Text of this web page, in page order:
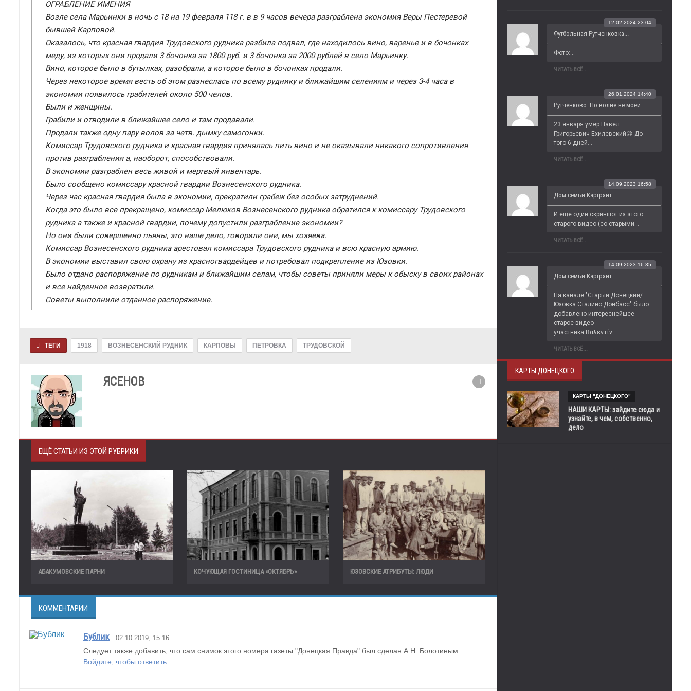
ОГРАБЛЕНИЕ ИМЕНИЯ
Возле села Марьинки в ночь с 18 на 19 февраля 118 г. в в 9 часов вечера разграблена экономия Веры Пестеревой
бывшей Карповой.
Оказалось, что красная гвардия Трудовского рудника разбила подвал, где находилось вино, варенье и в бочонках
меду, из которых они продали 3 бочонка за 1800 руб. и 3 бочонка за 2000 рублей в село Марьинку.
Вино, которое было в бутылках, разобрали, а которое было в бочонках продали.
Через некоторое время весть об этом разнеслась по всему руднику и ближайшим селениям и через 3-4 часа в
экономии появилось грабителей около 500 челов.
Были и женщины.
Грабили и отводили в ближайшее село и там продавали.
Продали также одну пару волов за четв. дымку-самогонки.
Комиссар Трудовского рудника и красная гвардия принялась пить вино и не оказывали никакого сопротивления
против разграбления а, наоборот, способствовали.
В экономии разграблен весь живой и мертвый инвентарь.
Было сообщено комиссару красной гвардии Вознесенского рудника.
Через час красная гвардия была в экономии, прекратили грабеж без особых затруднений.
Когда это было все прекращено, комиссар Мелюков Вознесенского рудника обратился к комиссару Трудовского
рудника а также и красной гвардии, почему допустили разграбление экономии?
Но они были совершенно пьяны, это наше дело, говорили они, мы хозяева.
Комиссар Вознесенского рудника арестовал комиссара Трудовского рудника и всю красную армию.
В экономии выставил свою охрану из красногвардейцев и потребовал подкрепление из Юзовки.
Было отдано распоряжение по рудникам и ближайшим селам, чтобы советы приняли меры к обыску в своих районах
и все найденное возвратили.
Советы выполнили отданное распоряжение.
ТЕГИ 1918 ВОЗНЕСЕНСКИЙ РУДНИК КАРПОВЫ ПЕТРОВКА ТРУДОВСКОЙ
ЯСЕНОВ
ЕЩЁ СТАТЬИ ИЗ ЭТОЙ РУБРИКИ
АБАКУМОВСКИЕ ПАРНИ КОЧУЮЩАЯ ГОСТИНИЦА «ОКТЯБРЬ» ЮЗОВСКИЕ АТРИБУТЫ: ЛЮДИ
КОММЕНТАРИИ
Бублик 02.10.2019, 15:16
Следует также добавить, что сам снимок этого номера газеты "Донецкая Правда" был сделан А.Н. Болотиным.
Войдите, чтобы ответить
Футбольная Рутченковка...
12.02.2024 23:04
Фото:...
ЧИТАТЬ ВСЁ...
Рутченково. По волне не моей...
26.01.2024 14:40
23 января умер Павел
Григорьевич Ехилевский😢 До
того 6 дней...
ЧИТАТЬ ВСЁ...
Дом семьи Картрайт...
14.09.2023 16:58
И еще один скриншот из этого
старого видео (со старыми...
ЧИТАТЬ ВСЁ...
Дом семьи Картрайт...
14.09.2023 16:35
На канале "Старый Донецкий/
Юзовка.Сталино.Донбасс" было
добавлено интереснейшее
старое видео
участника Βαλεντίν...
ЧИТАТЬ ВСЁ...
КАРТЫ ДОНЕЦКОГО
КАРТЫ "ДОНЕЦКОГО"
НАШИ КАРТЫ: зайдите сюда и
узнайте, в чем, собственно,
дело